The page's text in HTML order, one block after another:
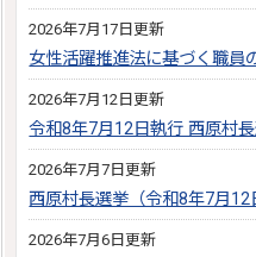
2026年7月17日更新
女性活躍推進法に基づく職員
2026年7月12日更新
令和8年7月12日執行 西原村
2026年7月7日更新
西原村長選挙（令和8年7月12
2026年7月6日更新